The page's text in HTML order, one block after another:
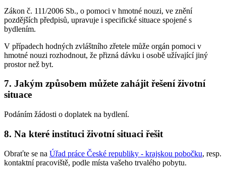
Zákon č. 111/2006 Sb., o pomoci v hmotné nouzi, ve znění
pozdějších předpisů, upravuje i specifické situace spojené s
bydlením.
V případech hodných zvláštního zřetele může orgán pomoci v
hmotné nouzi rozhodnout, že přizná dávku i osobě užívající jiný
prostor než byt.
7. Jakým způsobem můžete zahájit řešení životní
situace
Podáním žádosti o doplatek na bydlení.
8. Na které instituci životní situaci řešit
Obraťte se na Úřad práce České republiky - krajskou pobočku, resp.
kontaktní pracoviště, podle místa vašeho trvalého pobytu.